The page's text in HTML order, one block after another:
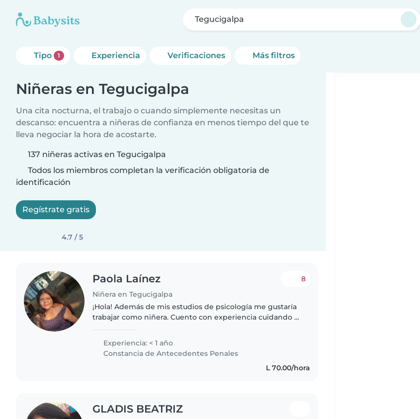
Tegucigalpa
Tipo 1 Experiencia Verificaciones Más filtros
Niñeras en Tegucigalpa
Una cita nocturna, el trabajo o cuando simplemente necesitas un
descanso: encuentra a niñeras de confianza en menos tiempo del que te
lleva negociar la hora de acostarte.
137 niñeras activas en Tegucigalpa
Todos los miembros completan la verificación obligatoria de
identificación
Regístrate gratis
4.7 / 5
Paola Laínez
Niñera en Tegucigalpa
8
¡Hola! Además de mis estudios de psicología me gustaría
trabajar como niñera. Cuento con experiencia cuidando a
encanta pasar..
Experiencia: < 1 año
Constancia de Antecedentes Penales
L 70.00/hora
GLADIS BEATRIZ